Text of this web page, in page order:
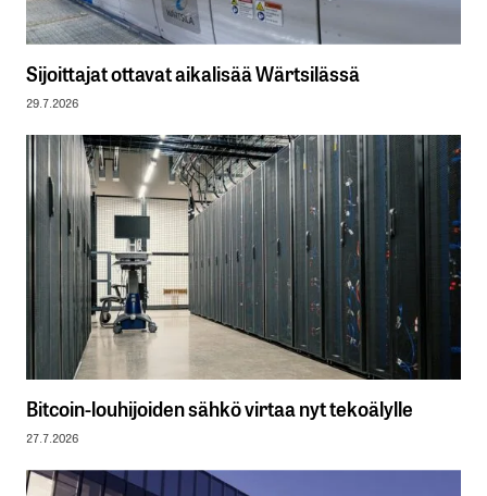
Sijoittajat ottavat aikalisää Wärtsilässä
29.7.2026
Bitcoin-louhijoiden sähkö virtaa nyt tekoälylle
27.7.2026